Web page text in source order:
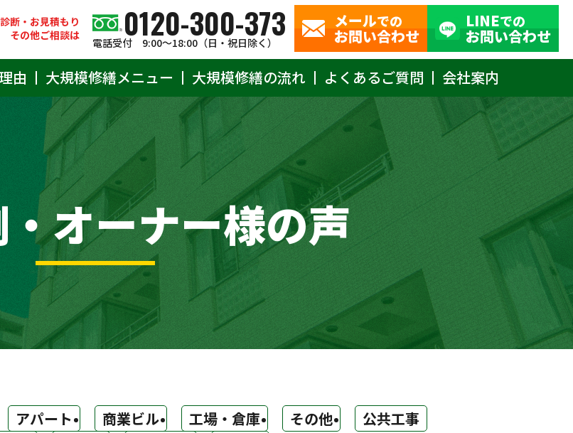
断・お見積もり
その他ご相談は
0120-300-373
電話受付 9:00〜18:00（日・祝日除く）
メールでの
お問い合わせ
LINEでの
お問い合わせ
由 大規模修繕メニュー 大規模修繕の流れ よくあるご質問 会社案内
オーナー様の声
アパート 商業ビル 工場・倉庫 その他
公共工事